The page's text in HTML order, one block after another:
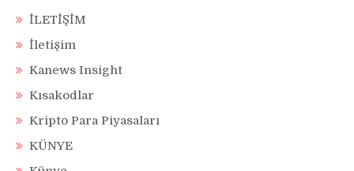
İLETİŞİM
İletişim
Kanews Insight
Kısakodlar
Kripto Para Piyasaları
KÜNYE